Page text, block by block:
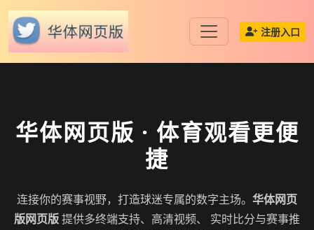
注册入口
华体网页版 · 体育观看更便
捷
连接你的赛事视野，打造球迷专属的数字主场。 华体网页
版网页版提供多终端支持、高清视频、 实时比分与赛事推